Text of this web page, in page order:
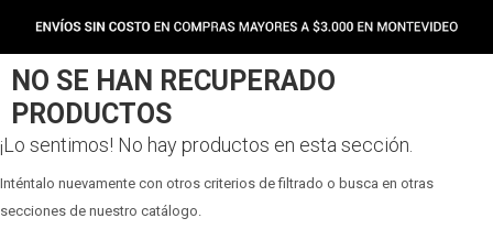
NO SE HAN RECUPERADO
PRODUCTOS
¡Lo sentimos! No hay productos en esta sección.
Inténtalo nuevamente con otros criterios de filtrado o busca en otras
secciones de nuestro catálogo.